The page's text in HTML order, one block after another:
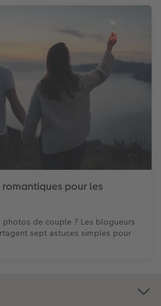
pour les
de couple ? Les blogueurs
sept astuces simples pour